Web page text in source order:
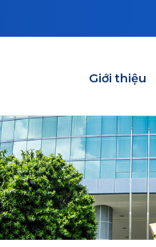
Giới thiệu